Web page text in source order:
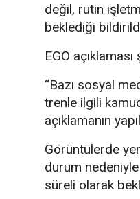
değil, rutin
beklediği
EGO açıklaması
“Bazı sosyal
trenle ilgili
açıklamanın
Görüntülerde
durum
süreli olarak